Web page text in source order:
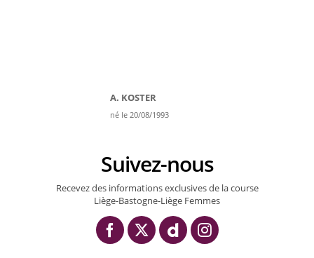
A. KOSTER
né le 20/08/1993
Suivez-nous
Recevez des informations exclusives de la course
Liège-Bastogne-Liège Femmes